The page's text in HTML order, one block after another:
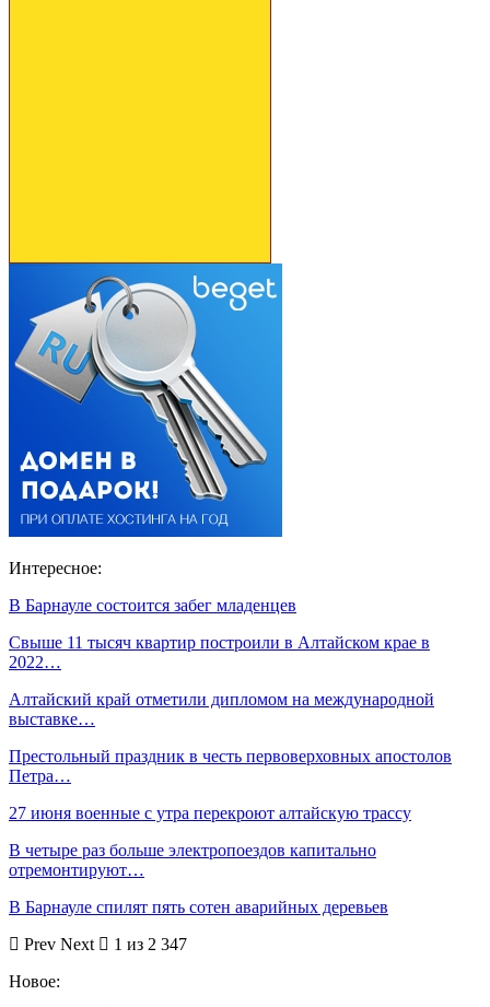
Интересное:
В Барнауле состоится забег младенцев
Свыше 11 тысяч квартир построили в Алтайском крае в
2022…
Алтайский край отметили дипломом на международной
выставке…
Престольный праздник в честь первоверховных апостолов
Петра…
27 июня военные с утра перекроют алтайскую трассу
В четыре раз больше электропоездов капитально
отремонтируют…
В Барнауле спилят пять сотен аварийных деревьев
Prev Next
1 из 2 347
Новое: